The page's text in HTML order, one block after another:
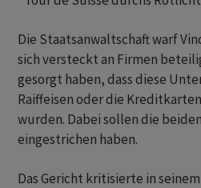
Die Staatsanwaltschaft warf
sich versteckt an Firmen
gesorgt haben, dass diese
Raiffeisen oder die
wurden. Dabei sollen die
eingestrichen haben.
Das Gericht kritisierte in